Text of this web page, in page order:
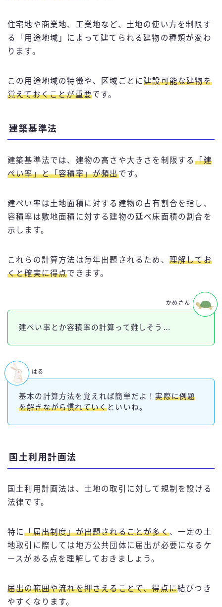
住宅地や商業地、工業地など、土地の使い方を制限す
る「用途地域」によって建てられる建物の種類が変わ
ります。
この用途地域の特徴や、区域ごとに建設可能な建物を
覚えておくことが重要です。
建築基準法
建築基準法では、建物の高さや大きさを制限する「建
ぺい率」と「容積率」が頻出です。
建ぺい率は土地面積に対する建物の占有割合を指し、
容積率は敷地面積に対する建物の延べ床面積の割合を
示します。
これらの計算方法は毎年出題されるため、 理解してお
くと確実に得点できます。
建ぺい率とか容積率の計算って難しそう…
かめさん
基本の計算方法を覚えれば簡単だよ！実際に例題
を解きながら慣れていくといいね。
はる
国土利用計画法
国土利用計画法は、土地の取引に対して規制を設ける
法律です。
特に「届出制度」が出題されることが多く、一定の土
地取引に際しては地方公共団体に届出が必要になるケ
ースがある点を理解しておきましょう。
届出の範囲や流れを押さえることで、得点に結びつき
やすくなります。